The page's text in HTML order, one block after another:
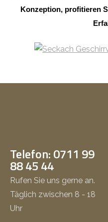
Konzeption, profitieren
Telefon: 0711 99
88 45 44
Rufen Sie uns gerne an.
Täglich zwischen 8 - 18
Uhr